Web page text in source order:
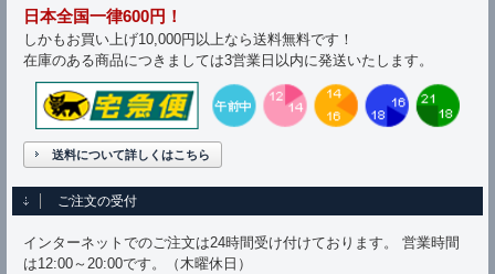
日本全国一律600円！
しかもお買い上げ10,000円以上なら送料無料です！
在庫のある商品につきましては3営業日以内に発送いたします。
送料について詳しくはこちら
ご注文の受付
インターネットでのご注文は24時間受け付けております。 営業時間
は12:00～20:00です。（木曜休日）